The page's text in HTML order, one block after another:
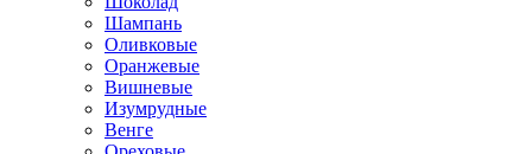
Шампань
Оливковые
Оранжевые
Вишневые
Изумрудные
Венге